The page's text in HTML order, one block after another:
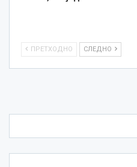
ПРЕТХОДНО СЛЕДНО